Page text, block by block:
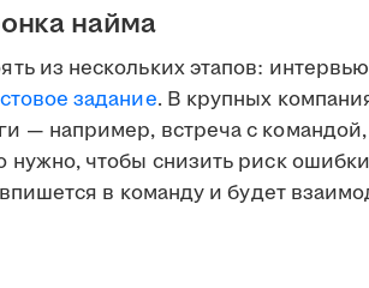
найма
из нескольких этапов:
задание. В крупных
— например, встреча с
нужно, чтобы снизить риск
в команду и будет